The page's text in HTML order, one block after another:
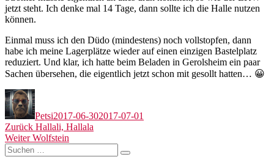
jetzt steht. Ich denke mal 14 Tage, dann sollte ich die Halle nutzen
können.
Einmal muss ich den Düdo (mindestens) noch vollstopfen, dann
habe ich meine Lagerplätze wieder auf einen einzigen Bastelplatz
reduziert. Und klar, ich hatte beim Beladen in Gerolsheim ein paar
Sachen übersehen, die eigentlich jetzt schon mit gesollt hatten… 😀
Autor
Petsi2017-06-302017-07-01
Beitragsnavigation
Zurück Vorheriger
Beitrag:
Hallali, Hallala
Weiter Nächster
Beitrag:
Wolfstein
Suchen
nach:
Suchen